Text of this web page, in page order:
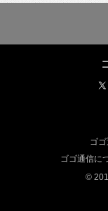
ゴ
ゴゴ通信に
©